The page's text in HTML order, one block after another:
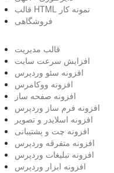
قالب HTML نمونه کار
فروشگاهی
قالب مدیریت
افزایش سرعت سایت
افزونه سئو وردپرس
افزونه ووکامرس
افزونه صفحه ساز
افزونه فرم ساز وردپرس
افزونه اسلایدر و تصویر
افزونه چت و پشتیبانی
افزونه متفرقه وردپرس
افزونه تبلیغات وردپرس
افزونه ابزار وردپرس